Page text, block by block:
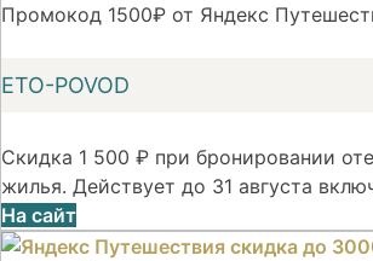
Промокод 1500₽ от Яндекс
ETO-POVOD
Скидка 1 500 ₽ при бронировании
жилья. Действует до 31 августа
На сайт